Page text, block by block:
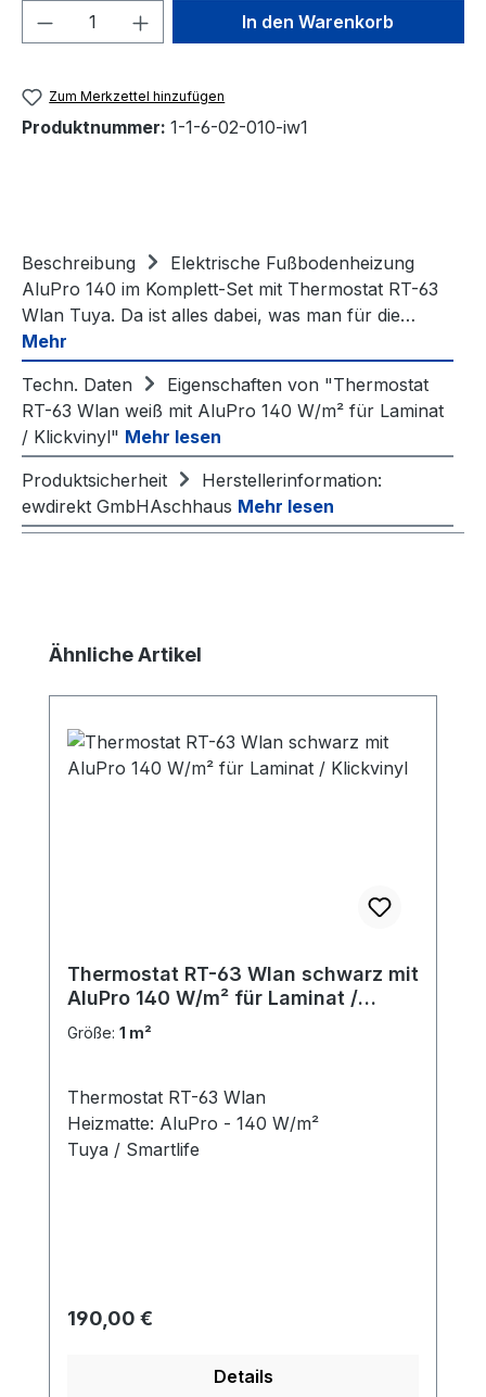
Produkt Anzahl: Gib denIn den Warenkorb
Zum Merkzettel hinzufügen
Produktnummer: 1-1-6-02-010-iw1
Beschreibung
Elektrische Fußbodenheizung
AluPro 140 im Komplett-Set mit Thermostat RT-63
Wlan Tuya. Da ist alles dabei, was man für die…
Mehr
Techn. Daten
Eigenschaften von "Thermostat
RT-63 Wlan weiß mit AluPro 140 W/m² für Laminat
/ Klickvinyl" Mehr lesen
Produktsicherheit
Herstellerinformation:
ewdirekt GmbHAschhaus Mehr lesen
Produktgalerie überspringen
Ähnliche Artikel
Thermostat RT-63 Wlan schwarz mit
AluPro 140 W/m² für Laminat /
Klickvinyl
Größe: 1 m²
Thermostat RT-63 Wlan
Heizmatte: AluPro - 140 W/m²
Tuya / Smartlife
Regulärer Preis:
190,00 €
Details